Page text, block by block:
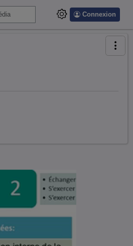
Connexion